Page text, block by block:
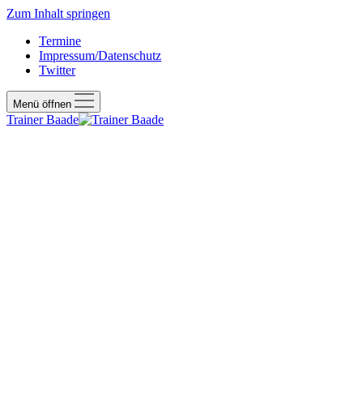
Zum Inhalt springen
Termine
Impressum/Datenschutz
Twitter
Menü öffnen
Trainer Baade